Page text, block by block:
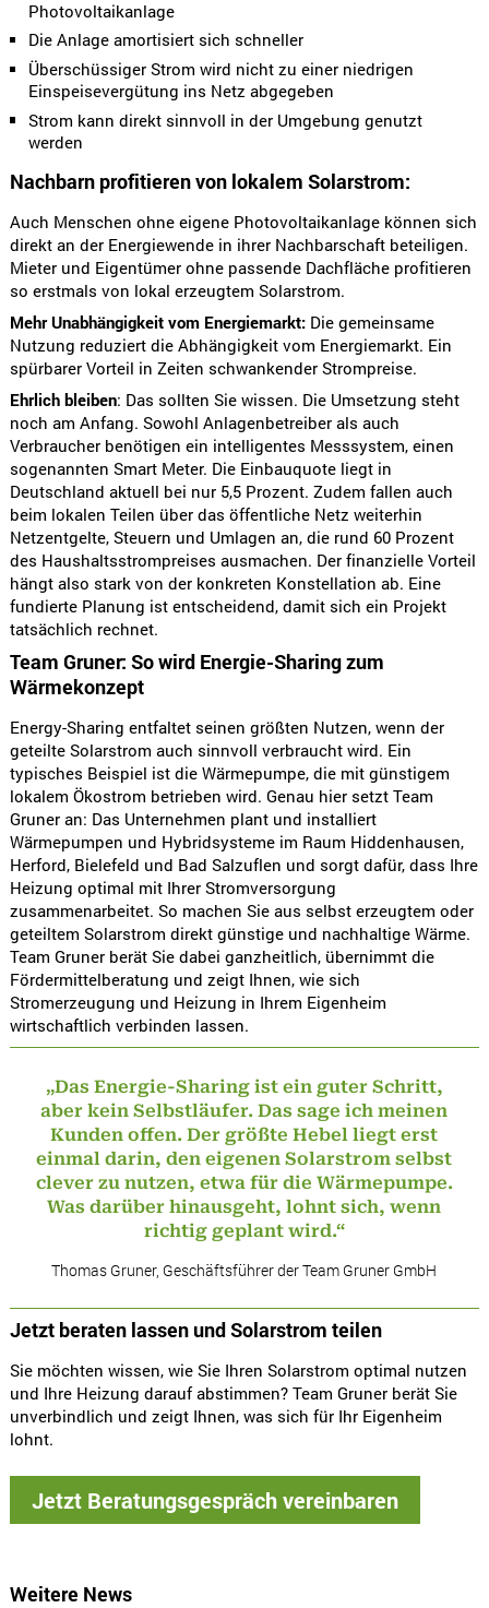
Photovoltaikanlage
Die Anlage amortisiert sich schneller
Überschüssiger Strom wird nicht zu einer niedrigen
Einspeisevergütung ins Netz abgegeben
Strom kann direkt sinnvoll in der Umgebung genutzt
werden
Nachbarn profitieren von lokalem Solarstrom:
Auch Menschen ohne eigene Photovoltaikanlage können sich
direkt an der Energiewende in ihrer Nachbarschaft beteiligen.
Mieter und Eigentümer ohne passende Dachfläche profitieren
so erstmals von lokal erzeugtem Solarstrom.
Mehr Unabhängigkeit vom Energiemarkt:Die gemeinsame
Nutzung reduziert die Abhängigkeit vom Energiemarkt. Ein
spürbarer Vorteil in Zeiten schwankender Strompreise.
Ehrlich bleiben: Das sollten Sie wissen. Die Umsetzung steht
noch am Anfang. Sowohl Anlagenbetreiber als auch
Verbraucher benötigen ein intelligentes Messsystem, einen
sogenannten Smart Meter. Die Einbauquote liegt in
Deutschland aktuell bei nur 5,5 Prozent. Zudem fallen auch
beim lokalen Teilen über das öffentliche Netz weiterhin
Netzentgelte, Steuern und Umlagen an, die rund 60 Prozent
des Haushaltsstrompreises ausmachen. Der finanzielle Vorteil
hängt also stark von der konkreten Konstellation ab. Eine
fundierte Planung ist entscheidend, damit sich ein Projekt
tatsächlich rechnet.
Team Gruner: So wird Energie-Sharing zum
Wärmekonzept
Energy-Sharing entfaltet seinen größten Nutzen, wenn der
geteilte Solarstrom auch sinnvoll verbraucht wird. Ein
typisches Beispiel ist die Wärmepumpe, die mit günstigem
lokalem Ökostrom betrieben wird. Genau hier setzt Team
Gruner an: Das Unternehmen plant und installiert
Wärmepumpen und Hybridsysteme im Raum Hiddenhausen,
Herford, Bielefeld und Bad Salzuflen und sorgt dafür, dass Ihre
Heizung optimal mit Ihrer Stromversorgung
zusammenarbeitet. So machen Sie aus selbst erzeugtem oder
geteiltem Solarstrom direkt günstige und nachhaltige Wärme.
Team Gruner berät Sie dabei ganzheitlich, übernimmt die
Fördermittelberatung und zeigt Ihnen, wie sich
Stromerzeugung und Heizung in Ihrem Eigenheim
wirtschaftlich verbinden lassen.
„Das Energie-Sharing ist ein guter Schritt,
aber kein Selbstläufer. Das sage ich meinen
Kunden offen. Der größte Hebel liegt erst
einmal darin, den eigenen Solarstrom selbst
clever zu nutzen, etwa für die Wärmepumpe.
Was darüber hinausgeht, lohnt sich, wenn
richtig geplant wird.“
Thomas Gruner, Geschäftsführer der Team Gruner GmbH
Jetzt beraten lassen und Solarstrom teilen
Sie möchten wissen, wie Sie Ihren Solarstrom optimal nutzen
und Ihre Heizung darauf abstimmen? Team Gruner berät Sie
unverbindlich und zeigt Ihnen, was sich für Ihr Eigenheim
lohnt.
Jetzt Beratungsgespräch vereinbaren
Weitere News